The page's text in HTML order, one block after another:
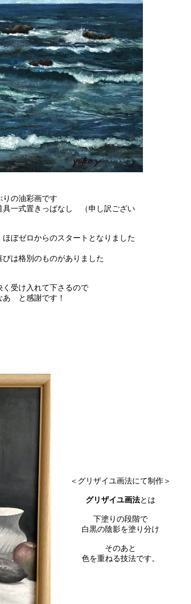
の油彩画です
一式置きっぱなし （申し訳ござい
ぼゼロからのスタートとなりました
は格別のものがありました
受け入れて下さるので
あ と感謝です！
＜グリザイユ画法にて制作＞
グリザイユ画法とは
下塗りの段階で
白黒の陰影を塗り分け
そのあと
色を重ねる技法です。